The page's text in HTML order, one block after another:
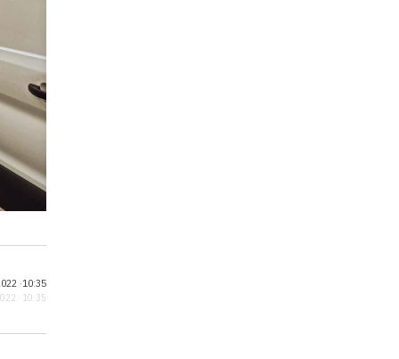
·10:35
· 10:35